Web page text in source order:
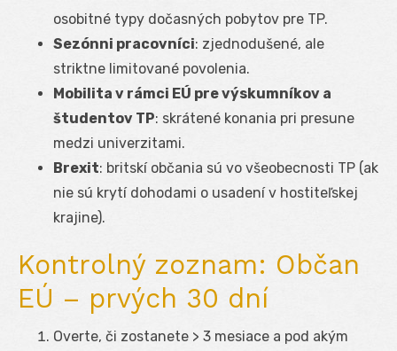
osobitné typy dočasných pobytov pre TP.
Sezónni pracovníci: zjednodušené, ale
striktne limitované povolenia.
Mobilita v rámci EÚ pre výskumníkov a
študentov TP: skrátené konania pri presune
medzi univerzitami.
Brexit: britskí občania sú vo všeobecnosti TP (ak
nie sú krytí dohodami o usadení v hostiteľskej
krajine).
Kontrolný zoznam: Občan
EÚ – prvých 30 dní
Overte, či zostanete > 3 mesiace a pod akým